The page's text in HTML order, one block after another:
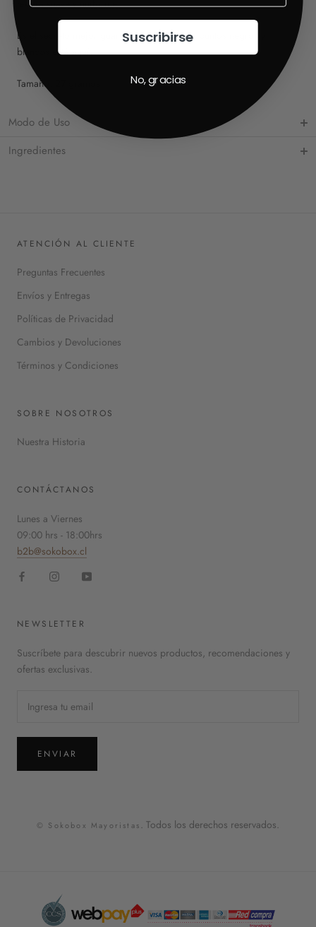
textura suave y uniforme.
Es el secreto mejor guardado para reducir puntos negros y
blancos está aquí.
Tamaño: 27 gramos
Modo de Uso
Ingredientes
ATENCIÓN AL CLIENTE
Preguntas Frecuentes
Envíos y Entregas
Políticas de Privacidad
Cambios y Devoluciones
Términos y Condiciones
SOBRE NOSOTROS
Nuestra Historia
CONTÁCTANOS
Lunes a Viernes
09:00 hrs - 18:00hrs
b2b@sokobox.cl
NEWSLETTER
Suscríbete para descubrir nuevos productos, recomendaciones y
ofertas exclusivas.
ENVIAR
© Sokobox Mayoristas. Todos los derechos reservados.
Suscribirse
No, gracias